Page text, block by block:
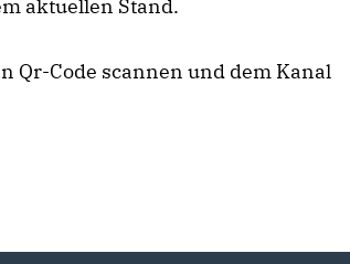
aktuellen Stand.
Qr-Code scannen und dem Kanal